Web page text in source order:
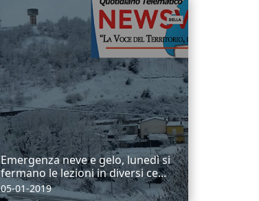
Emergenza neve e gelo, lunedì si
fermano le lezioni in diversi ce...
05-01-2019